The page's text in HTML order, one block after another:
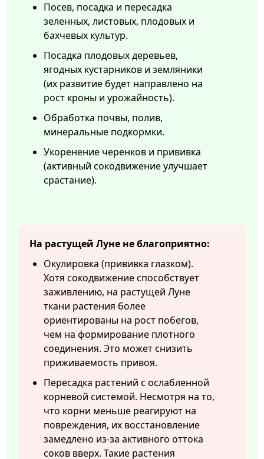
Посев, посадка и пересадка
зеленных, листовых, плодовых и
бахчевых культур.
Посадка плодовых деревьев,
ягодных кустарников и земляники
(их развитие будет направлено на
рост кроны и урожайность).
Обработка почвы, полив,
минеральные подкормки.
Укоренение черенков и прививка
(активный сокодвижение улучшает
срастание).
На растущей Луне не благоприятно:
Окулировка (прививка глазком).
Хотя сокодвижение способствует
заживлению, на растущей Луне
ткани растения более
ориентированы на рост побегов,
чем на формирование плотного
соединения. Это может снизить
приживаемость привоя.
Пересадка растений с ослабленной
корневой системой. Несмотря на то,
что корни меньше реагируют на
повреждения, их восстановление
замедлено из-за активного оттока
соков вверх. Такие растения